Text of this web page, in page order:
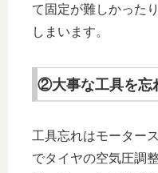
て固定が難しかった
しまいます。
②大事な工具を忘
工具忘れはモーター
でタイヤの空気圧調